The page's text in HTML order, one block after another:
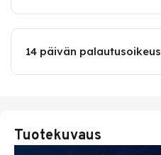
14 päivän palautusoikeus
Tuotekuvaus